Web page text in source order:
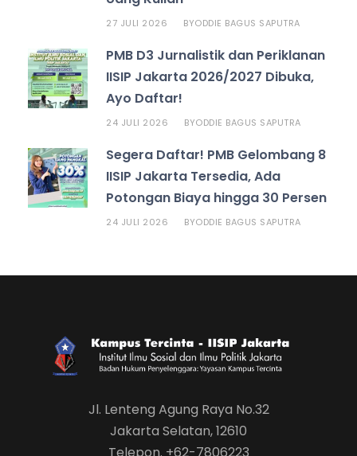
27 JULI 2026 BYODDIE BAGUS SAPUTRA
PMB D3 Jurnalistik dan Periklanan
IISIP Jakarta 2026/2027 Dibuka,
Ayo Daftar!
24 JULI 2026 BYODDIE BAGUS SAPUTRA
Segera Daftar! PMB Gelombang 8
IISIP Jakarta Tersedia, Ada
Potongan Biaya hingga 30 Persen
24 JULI 2026 BYODDIE BAGUS SAPUTRA
Jl. Lenteng Agung Raya No.32
Jakarta Selatan, 12610